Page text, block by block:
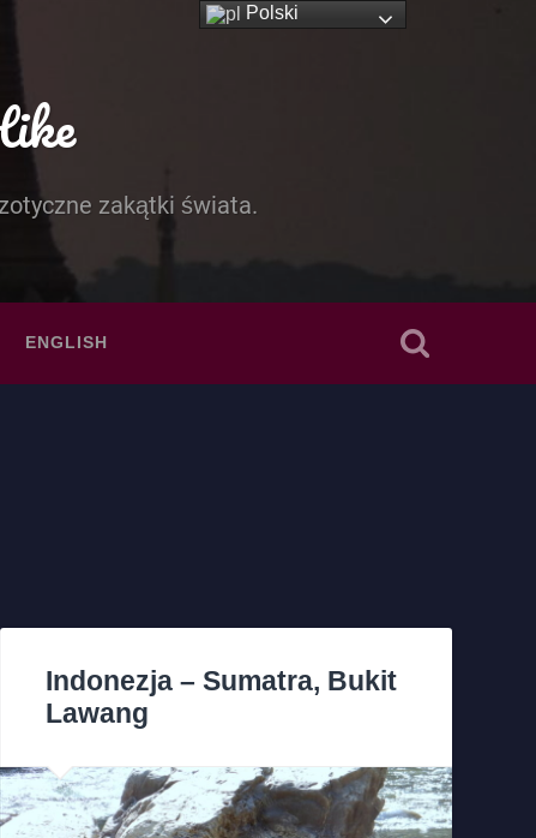
zakątki świata.
ENGLISH
Indonezja – Sumatra, Bukit
Lawang
Polski